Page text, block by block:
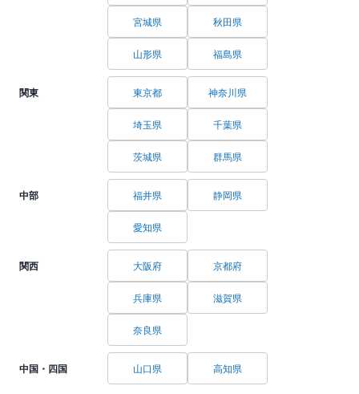
宮城県 秋田県
山形県 福島県
関東 東京都 神奈川県
埼玉県 千葉県
茨城県 群馬県
中部 福井県 静岡県
愛知県
関西 大阪府 京都府
兵庫県 滋賀県
奈良県
中国・四国 山口県 高知県